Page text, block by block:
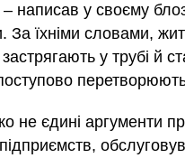
написав у своєму
За їхніми словами,
у трубі й
не єдині аргументи
розслідувати місцева громада.
справи забруднення
і направимо їх до суду,
обласної прокуратури
готуються направити до
А ще встановлюють, чому
не реагували на злочин.